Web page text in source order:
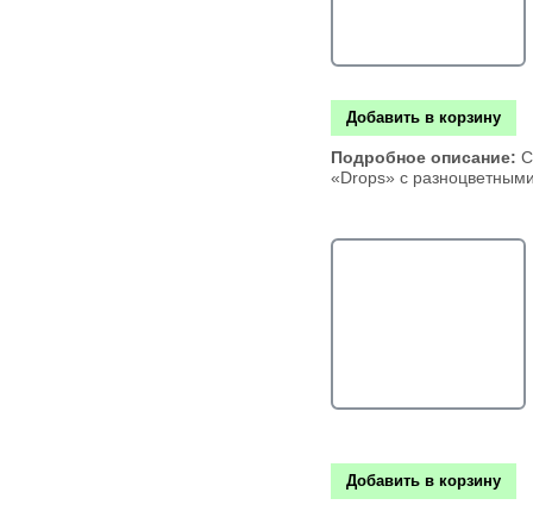
Добавить в корзину
Подробное описание:
«Drops» с
Добавить в корзину